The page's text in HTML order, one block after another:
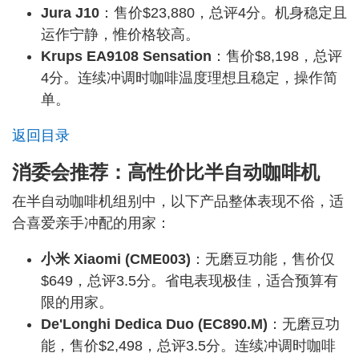
Jura J10 ：售价$23,880，总评4分。机身稳定且
运作宁静，惟价格较高。
Krups EA9108 Sensation ：售价$8,198，总评
4分。连续冲调时咖啡温度理想且稳定，操作简
单。
返回目录
消委会推荐：高性价比半自动咖啡机
在半自动咖啡机组别中，以下产品整体表现不俗，适
合喜爱亲手冲配的用家：
小米 Xiaomi (CME003) ：无磨豆功能，售价仅
$649，总评3.5分。省电表现极佳，适合预算有
限的用家。
De'Longhi Dedica Duo (EC890.M) ：无磨豆功
能，售价$2,498，总评3.5分。连续冲调时咖啡